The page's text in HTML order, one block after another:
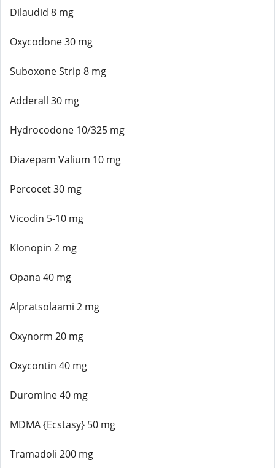
Dilaudid 8 mg
Oxycodone 30 mg
Suboxone Strip 8 mg
Adderall 30 mg
Hydrocodone 10/325 mg
Diazepam Valium 10 mg
Percocet 30 mg
Vicodin 5-10 mg
Klonopin 2 mg
Opana 40 mg
Alpratsolaami 2 mg
Oxynorm 20 mg
Oxycontin 40 mg
Duromine 40 mg
MDMA {Ecstasy} 50 mg
Tramadoli 200 mg